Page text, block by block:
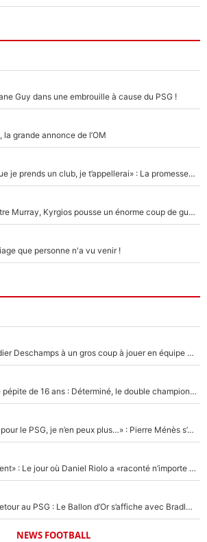
Guy dans une embrouille à cause du PSG !
grande annonce de l’OM
Mercato - OM - «Dès que je prends un club, je t’appellerai» : La promesse de Marcelino au moment de claquer la porte
Victime de racisme contre Murray, Kyrgios pousse un énorme coup de gueule !
que personne n'a vu venir !
Un joueur snobé par Didier Deschamps à un gros coup à jouer en équipe de France : Zinedine Zidane a trouvé son numéro 9 ?
Le PSG veut s'offrir une pépite de 16 ans : Déterminé, le double champion d'Europe en titre est prêt à lâcher 40M€ pour celui que l'on compare déjà à Vinicius Jr !
«Un très mauvais choix pour le PSG, je n’en peux plus…» : Pierre Ménès s’est complètement trompé avec Luis Enrique et ces déclarations le prouvent !
«Je m’en veux terriblement» : Le jour où Daniel Riolo a «raconté n’importe quoi» dans l'After Foot !
Ousmane Dembélé de retour au PSG : Le Ballon d’Or s’affiche avec Bradley Barcola en plein cœur du feuilleton sur son départ !
NEWS FOOTBALL